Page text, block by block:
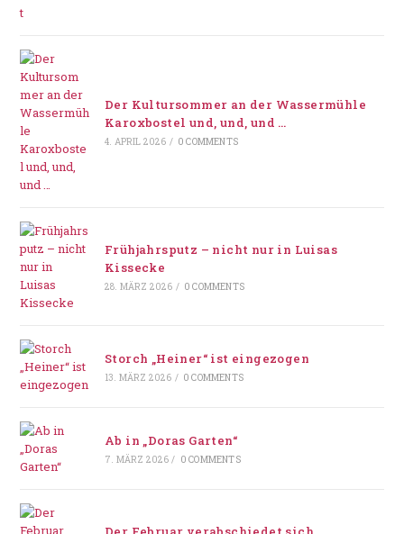
Der Kultursommer an der Wassermühle
Karoxbostel und, und, und …
4. APRIL 2026 / 0 COMMENTS
Frühjahrsputz – nicht nur in Luisas
Kissecke
28. MÄRZ 2026 / 0 COMMENTS
Storch „Heiner“ ist eingezogen
13. MÄRZ 2026 / 0 COMMENTS
Ab in „Doras Garten“
7. MÄRZ 2026 / 0 COMMENTS